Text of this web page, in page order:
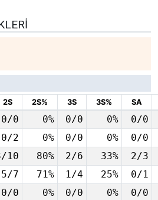
2S 2S% 3S 3S% SA
0/0 0% 0/0 0% 0/0
0/2 0% 0/0 0% 0/0
10 80% 2/6 33% 2/3
5/7 71% 1/4 25% 0/1
0/0 0% 0/0 0% 0/0